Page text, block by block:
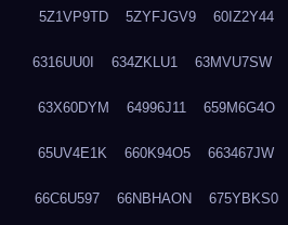
5Z1VP9TD 5ZYFJGV9 60IZ2Y44
6316UU0I 634ZKLU1 63MVU7SW
63X60DYM 64996J11 659M6G4O
65UV4E1K 660K94O5 663467JW
66C6U597 66NBHAON 675YBKS0